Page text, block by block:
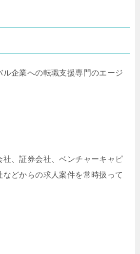
企業への転職支援専門のエージ
社、証券会社、ベンチャーキャピ
などからの求人案件を常時扱って